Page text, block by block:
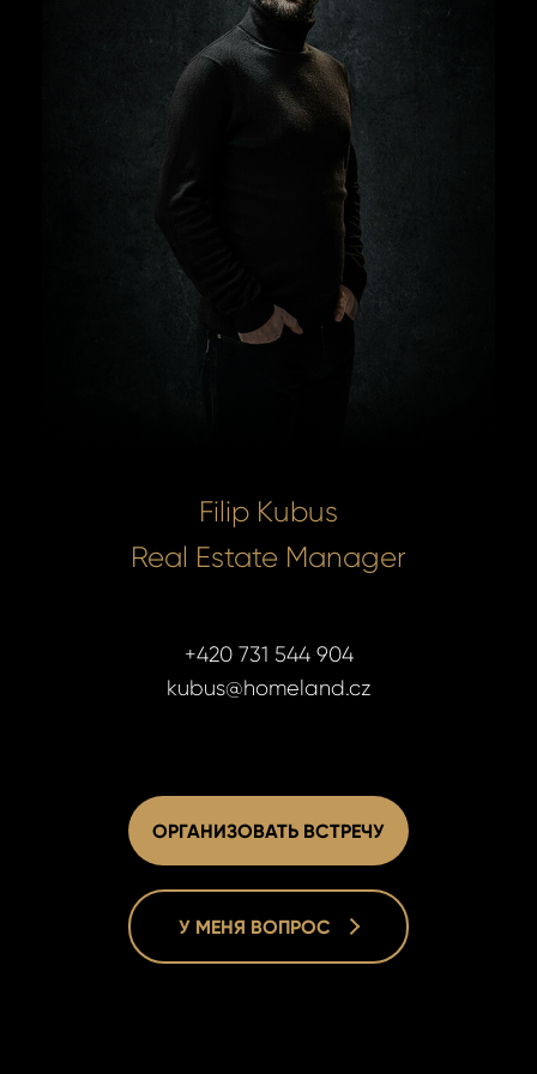
Filip Kubus
Real Estate Manager
+420 731 544 904
kubus@homeland.cz
ОРГАНИЗОВАТЬ ВСТРЕЧУ
У МЕНЯ ВОПРОС